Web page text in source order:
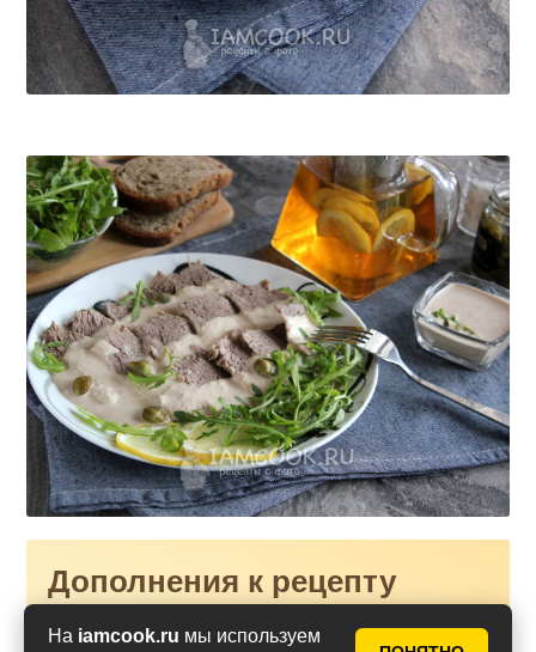
На iamcook.ru мы используем
Дополнения к рецепту